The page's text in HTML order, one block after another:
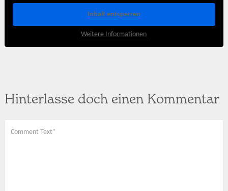
Inhalt entsperren
Weitere Informationen
Hinterlasse doch einen Kommentar